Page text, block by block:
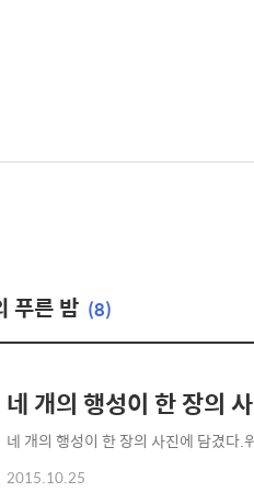
푸른 밤 (8)
네 개의 행성이 한 장의
네 개의 행성이 한 장의 사진에 담겼다
2015.10.25